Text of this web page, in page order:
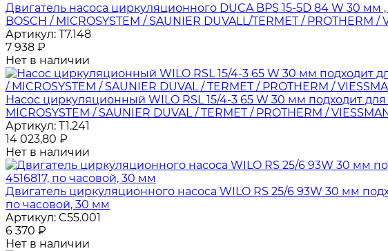
Двигатель насоса циркуляционного DUCA BPS 15-5D 84 W 30 мм
BOSCH / MICROSYSTEM / SAUNIER DUVALL/TERMET / PROTHERM
Артикул: T7.148
7 938 ₽
Нет в наличии
Насос циркуляционный WILO RSL 15/4-3 65 W 30 мм подходит для
MICROSYSTEM / SAUNIER DUVAL / TERMET / PROTHERM /
Артикул: T1.241
14 023,80 ₽
Нет в наличии
Двигатель циркуляционного насоса WILO RS 25/6 93W 30 мм
по часовой, 30 мм
Артикул: C55.001
6 370 ₽
Нет в наличии